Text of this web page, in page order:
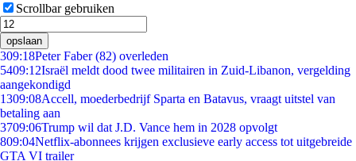
Scrollbar gebruiken
opslaan
309:18Peter Faber (82) overleden
5409:12Israël meldt dood twee militairen in Zuid-Libanon, vergelding
aangekondigd
1309:08Accell, moederbedrijf Sparta en Batavus, vraagt uitstel van
betaling aan
3709:06Trump wil dat J.D. Vance hem in 2028 opvolgt
809:04Netflix-abonnees krijgen exclusieve early access tot uitgebreide
GTA VI trailer